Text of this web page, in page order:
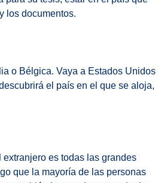
los documentos.
o Bélgica. Vaya a Estados Unidos
el país en el que se aloja,
es todas las grandes
que la mayoría de las personas